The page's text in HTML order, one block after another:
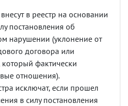
в реестр на основании
постановления об
нарушении (уклонение от
договора или
фактически
отношения).
исключат, если прошел
в силу постановления